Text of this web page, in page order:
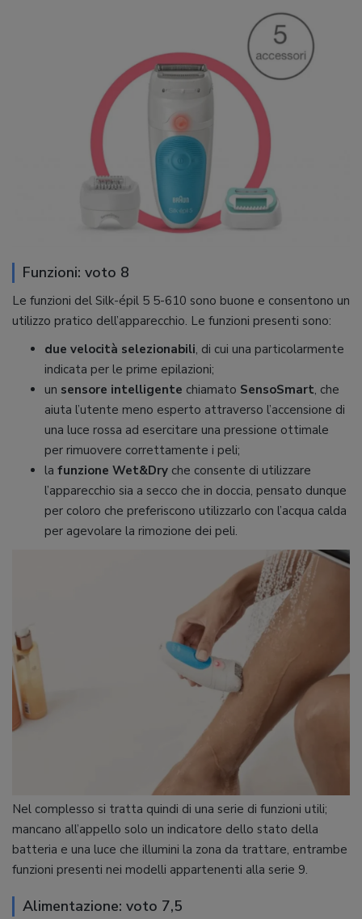
Funzioni: voto 8
Le funzioni del Silk-épil 5 5-610 sono buone e consentono un
utilizzo pratico dell’apparecchio. Le funzioni presenti sono:
due velocità selezionabili, di cui una particolarmente
indicata per le prime epilazioni;
un sensore intelligente chiamato SensoSmart, che
aiuta l’utente meno esperto attraverso l’accensione di
una luce rossa ad esercitare una pressione ottimale
per rimuovere correttamente i peli;
la funzione Wet&Dry che consente di utilizzare
l’apparecchio sia a secco che in doccia, pensato dunque
per coloro che preferiscono utilizzarlo con l’acqua calda
per agevolare la rimozione dei peli.
Nel complesso si tratta quindi di una serie di funzioni utili;
mancano all’appello solo un indicatore dello stato della
batteria e una luce che illumini la zona da trattare, entrambe
funzioni presenti nei modelli appartenenti alla serie 9.
Alimentazione: voto 7,5